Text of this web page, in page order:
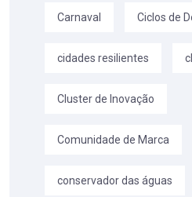
Carnaval Ciclos de
cidades resilientes
Cluster de Inovação
Comunidade de Marca
conservador das águas